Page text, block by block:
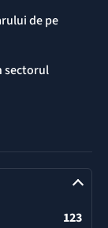
de pe
sectorul
123